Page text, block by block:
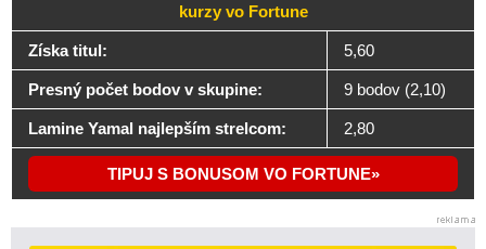
kurzy vo Fortune
Získa titul: 5,60
Presný počet bodov v skupine: 9 bodov (2,10)
Lamine Yamal najlepším strelcom: 2,80
TIPUJ S BONUSOM VO FORTUNE